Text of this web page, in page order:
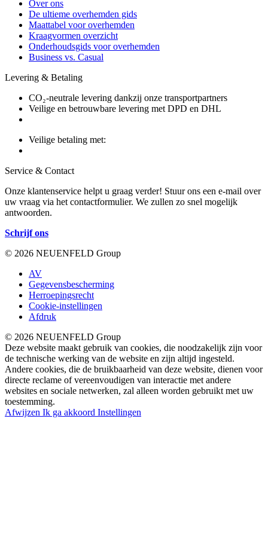
Over ons
De ultieme overhemden gids
Maattabel voor overhemden
Kraagvormen overzicht
Onderhoudsgids voor overhemden
Business vs. Casual
Levering & Betaling
CO₂-neutrale levering dankzij onze transportpartners
Veilige en betrouwbare levering met DPD en DHL
Veilige betaling met:
Service & Contact
Onze klantenservice helpt u graag verder! Stuur ons een e-mail over
uw vraag via het contactformulier. We zullen zo snel mogelijk
antwoorden.
Schrijf ons
© 2026 NEUENFELD Group
AV
Gegevensbescherming
Herroepingsrecht
Cookie-instellingen
Afdruk
© 2026 NEUENFELD Group
Deze website maakt gebruik van cookies, die noodzakelijk zijn voor
de technische werking van de website en zijn altijd ingesteld.
Andere cookies, die de bruikbaarheid van deze website, dienen voor
directe reclame of vereenvoudigen van interactie met andere
websites en sociale netwerken, zal alleen worden gebruikt met uw
toestemming.
Afwijzen Ik ga akkoord Instellingen